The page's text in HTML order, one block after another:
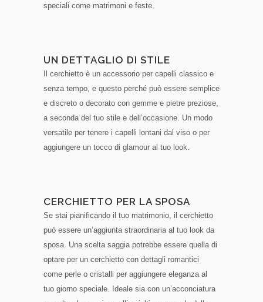
speciali come matrimoni e feste.
UN DETTAGLIO DI STILE
Il cerchietto è un accessorio per capelli classico e
senza tempo, e questo perché può essere semplice
e discreto o decorato con gemme e pietre preziose,
a seconda del tuo stile e dell’occasione. Un modo
versatile per tenere i capelli lontani dal viso o per
aggiungere un tocco di glamour al tuo look.
CERCHIETTO PER LA SPOSA
Se stai pianificando il tuo matrimonio, il cerchietto
può essere un’aggiunta straordinaria al tuo look da
sposa. Una scelta saggia potrebbe essere quella di
optare per un cerchietto con dettagli romantici
come perle o cristalli per aggiungere eleganza al
tuo giorno speciale. Ideale sia con un’acconciatura